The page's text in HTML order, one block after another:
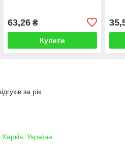
63,26₴
Купити
за рік
Україна